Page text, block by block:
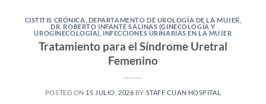
CISTITIS CRÓNICA DEPARTAMENTO DE UROLOGÍA DE LA MUJER
DR. ROBERTO INFANTE SALINAS (GINECOLOGÍA Y
UROGINECOLOGÍA) INFECCIONES URINARIAS EN LA MUJER
Tratamiento para el Síndrome Uretral
Femenino
POSTED ON 15 JULIO, 2026 BY STAFF CUAN HOSPITAL